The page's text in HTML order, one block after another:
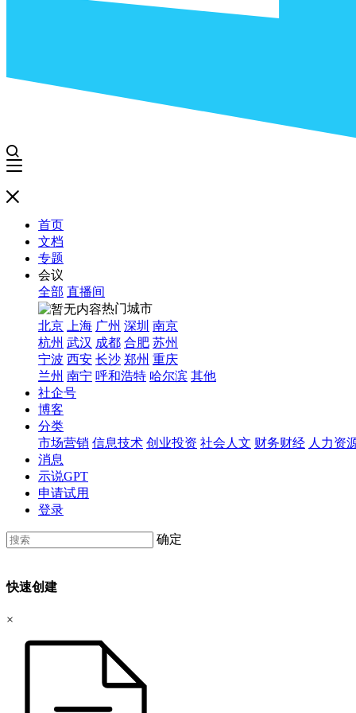
首页
文档
专题
会议
全部 直播间
热门城市
北京
上海 广州 深圳 南京
杭州 武汉 成都 合肥 苏州
宁波 西安 长沙 郑州 重庆
兰州 南宁 呼和浩特 哈尔滨 其他
社企号
博客
分类
市场营销 信息技术 创业投资 社会人文 财务财经 人力资
消息
示说GPT
申请试用
登录
确定
快速创建
×